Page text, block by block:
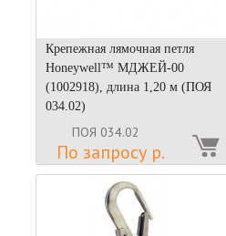
Крепежная лямочная петля
Honeywell™ МДЖЕЙ-00
(1002918), длина 1,20 м (ПОЯ
034.02)
ПОЯ 034.02
По запросу р.